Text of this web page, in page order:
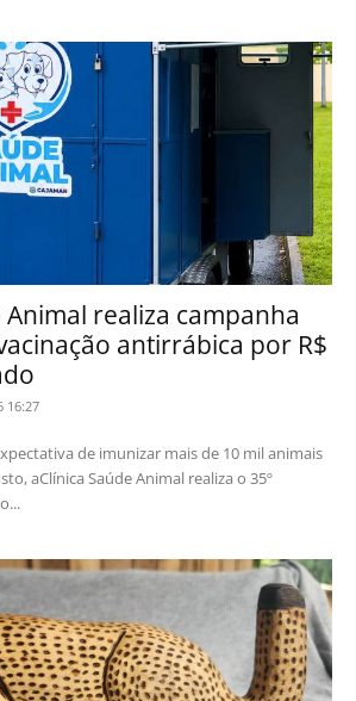
Animal realiza campanha
antirrábica por R$
16:27
aClínica Saúde Animal realiza o 35º